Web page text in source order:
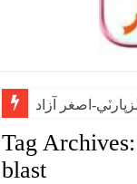
اصغر آزاد
Tag
blast